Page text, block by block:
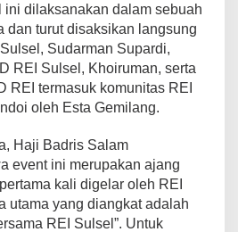
P
a
d
e
l
P
e
d
a
n
a
B
e
ini dilaksanakan dalam sebuah
dan turut disaksikan langsung
Sudarman Supardi,
REI Sulsel, Khoiruman, serta
REI termasuk komunitas REI
oleh Esta Gemilang.
Haji Badris Salam
event ini merupakan ajang
kali digelar oleh REI
utama yang diangkat adalah
REI Sulsel”. Untuk